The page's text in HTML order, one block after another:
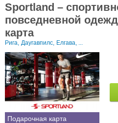
Sportland –
повседневной
карта
Рига, Даугавпилс, Елгава, ...
Подарочная карта